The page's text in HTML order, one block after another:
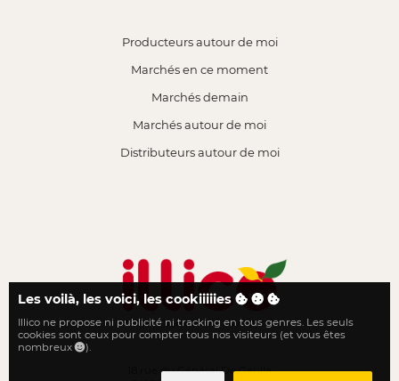
Producteurs autour de moi
Marchés en ce moment
Marchés demain
Marchés autour de moi
Distributeurs autour de moi
Le local n'a jamais été aussi proche
18 rue du Général De Gaulle
Les voilà, les voici, les cookiiiiies
Illico ne propose ni publicité ni tracking en tous genres. Les seuls
cookies sont ceux pour compter tous nos visiteurs (et vous êtes
nombreux
).